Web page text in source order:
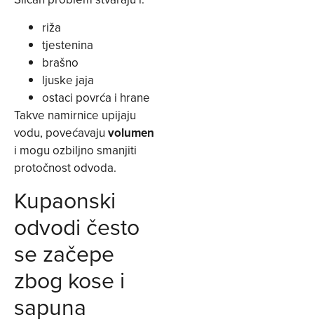
riža
tjestenina
brašno
ljuske jaja
ostaci povrća i hrane
Takve namirnice upijaju
vodu, povećavaju volumen
i mogu ozbiljno smanjiti
protočnost odvoda.
Kupaonski
odvodi često
se začepe
zbog kose i
sapuna